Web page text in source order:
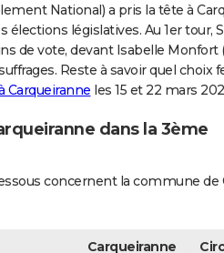
National) a pris la tête à
législatives. Au 1er tour,
de vote, devant Isabelle Monfort
Reste à savoir quel choix
Carqueiranne les 15 et 22 mars
dans la 3ème
concernent la commune de
Carqueiranne